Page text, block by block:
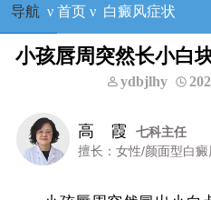
导航 ν 首页ν 白癜风症状
小孩唇周突然长小白
ydbjlhy
高 霞
七科主任
擅长：女性/颜面型白癜